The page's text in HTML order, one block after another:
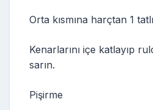
Orta kısmına harçtan 1
Kenarlarını içe katlayıp
sarın.
Pişirme